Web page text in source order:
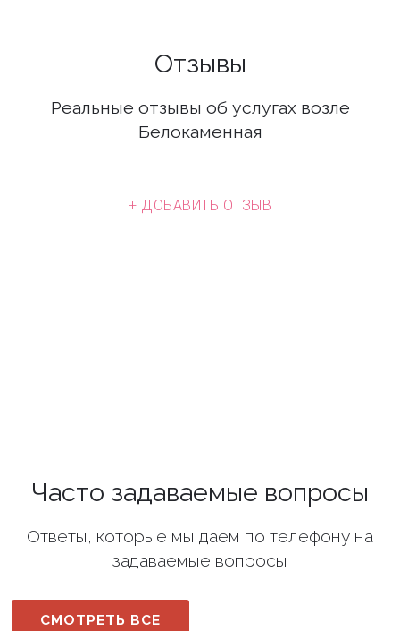
Отзывы
Реальные отзывы об услугах возле
Белокаменная
+ ДОБАВИТЬ ОТЗЫВ
Часто задаваемые вопросы
Ответы, которые мы даем по телефону на
задаваемые вопросы
СМОТРЕТЬ ВСЕ